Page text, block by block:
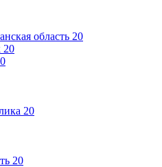
область 20
20
20
20